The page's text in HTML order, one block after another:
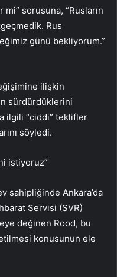
sorusuna, “Rusların
Rus
günü bekliyorum.”
ilişkin
sürdürdüklerini
ilgili “ciddi” teklifler
söyledi.
istiyoruz”
sahipliğinde Ankara’da
Servisi (SVR)
değinen Rood, bu
konusunun ele